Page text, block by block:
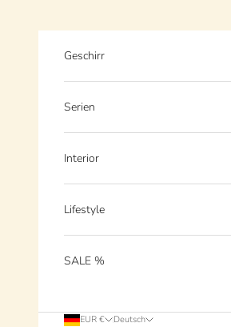
Geschirr
Serien
Interior
Lifestyle
SALE %
EUR € Deutsch